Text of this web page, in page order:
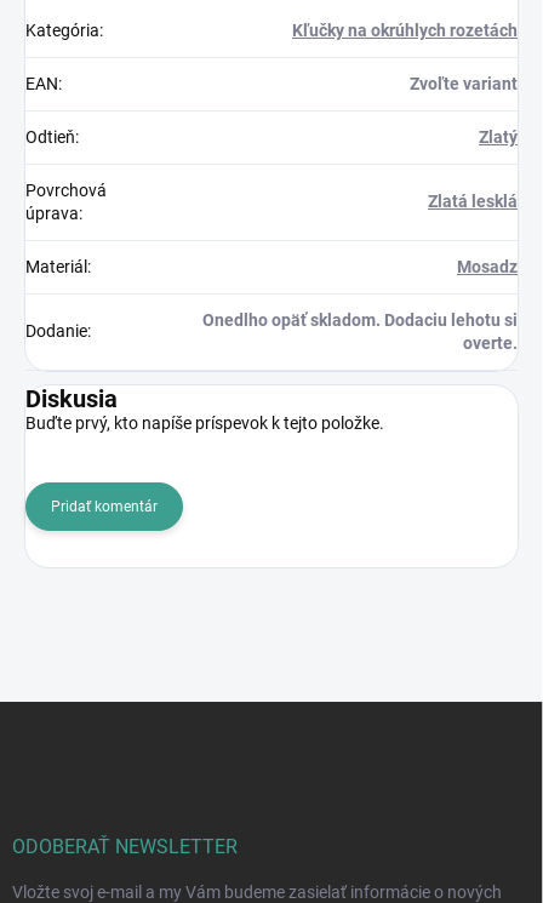
Kategória: Kľučky na okrúhlych rozetách
EAN: Zvoľte variant
Odtieň: Zlatý
Povrchová
úprava:
Zlatá lesklá
Materiál : Mosadz
Dodanie:
Onedlho opäť skladom. Dodaciu lehotu si
overte.
Diskusia
Buďte prvý, kto napíše príspevok k tejto položke.
Pridať komentár
ODOBERAŤ NEWSLETTER
Vložte svoj e-mail a my Vám budeme zasielať informácie o nových